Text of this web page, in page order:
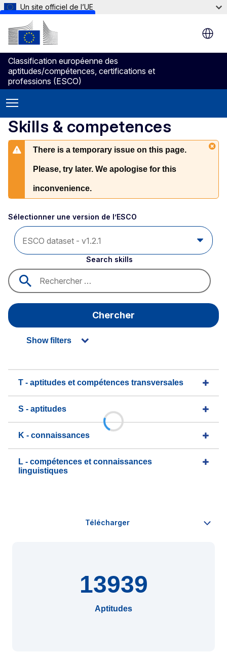
Skip to main content
Un site officiel de l’UE
Classification européenne des
aptitudes/compétences, certifications et
professions (ESCO)
Skills & competences
There is a temporary issue on this page.
Please, try later. We apologise for this
inconvenience.
Sélectionner une version de l’ESCO
Search skills
Chercher
Show filters
T - aptitudes et compétences transversales
S - aptitudes
K - connaissances
L - compétences et connaissances
linguistiques
13939
Aptitudes